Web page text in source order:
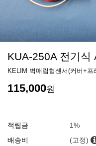
KUA-250A 전기식
KELIM 벽매립형센서(커버+
115,000원
적립금
1%
배송비
(고정)